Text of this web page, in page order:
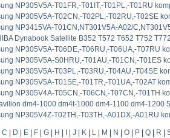
NP305V5A-T01FR,-T01IT,-T01PL,-T01RU
NP305V5A-T02CN,-T02PL,-T02RU,-T02SE
NP3415VA-T01CN,NT301V5A-A02/
Dynabook Satellite B352 T572 T652 T752
NP305V5A-T06DE,-T06RU,-T06UA,-T07RU
NP305V5A-S0HRU,-T01AU,-T01CN,-T01ES
NP305V5A-T03PL,-T03RU,-T04AU,-T04SE
NP305V5A-T01SE,-T01TR,-T01UA,-T02AT
NP305V4A-T05CN,-T06CN,-T07CN,-T01TH
dm4-1000 dm4t-1000 dm4-1100 dm4-
NP305V4Z-T02TH,-T03TH,-A01DX,-A01RU
C D E F G H J K L M N O P Q R